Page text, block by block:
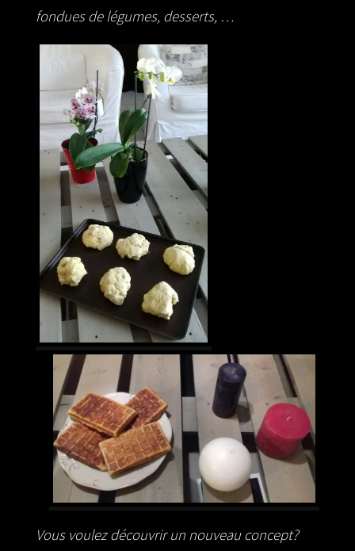
fondues de légumes, desserts, …
Vous voulez découvrir un nouveau concept?